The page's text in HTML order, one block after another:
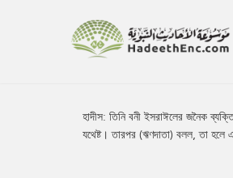
হাদীস:তিনি বনী ইসরাঈলের জনৈক
যথেষ্ট। তারপর (ঋণদাতা) বলল, তা হলে